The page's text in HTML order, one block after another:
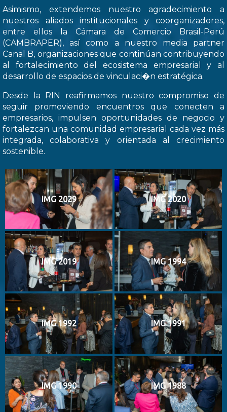
Asimismo, extendemos nuestro agradecimiento a
nuestros aliados institucionales y coorganizadores,
entre ellos la Cámara de Comercio Brasil-Perú
(CAMBRAPER), así como a nuestro media partner
Canal B, organizaciones que continúan contribuyendo
al fortalecimiento del ecosistema empresarial y al
desarrollo de espacios de vinculaci�n estratégica.
Desde la RIN reafirmamos nuestro compromiso de
seguir promoviendo encuentros que conecten a
empresarios, impulsen oportunidades de negocio y
fortalezcan una comunidad empresarial cada vez más
integrada, colaborativa y orientada al crecimiento
sostenible.
IMG 2029 IMG 2020
IMG 2019 IMG 1994
IMG 1992 IMG 1991
IMG 1990 IMG 1988